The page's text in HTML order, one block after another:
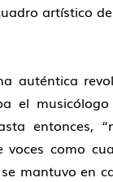
artístico
auténtica
el
entonces,
como
mantuvo en